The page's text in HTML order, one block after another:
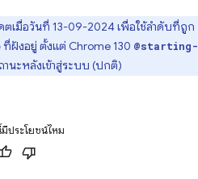
ตเมื่อวันที่ 13-09-2024 เพื่อใช้ลําดับที่ถูก
ที่ฝังอยู่ ตั้งแต่ Chrome 130 @starting-
นะหลังเข้าสู่ระบบ (ปกติ)
ประโยชน์ไหม